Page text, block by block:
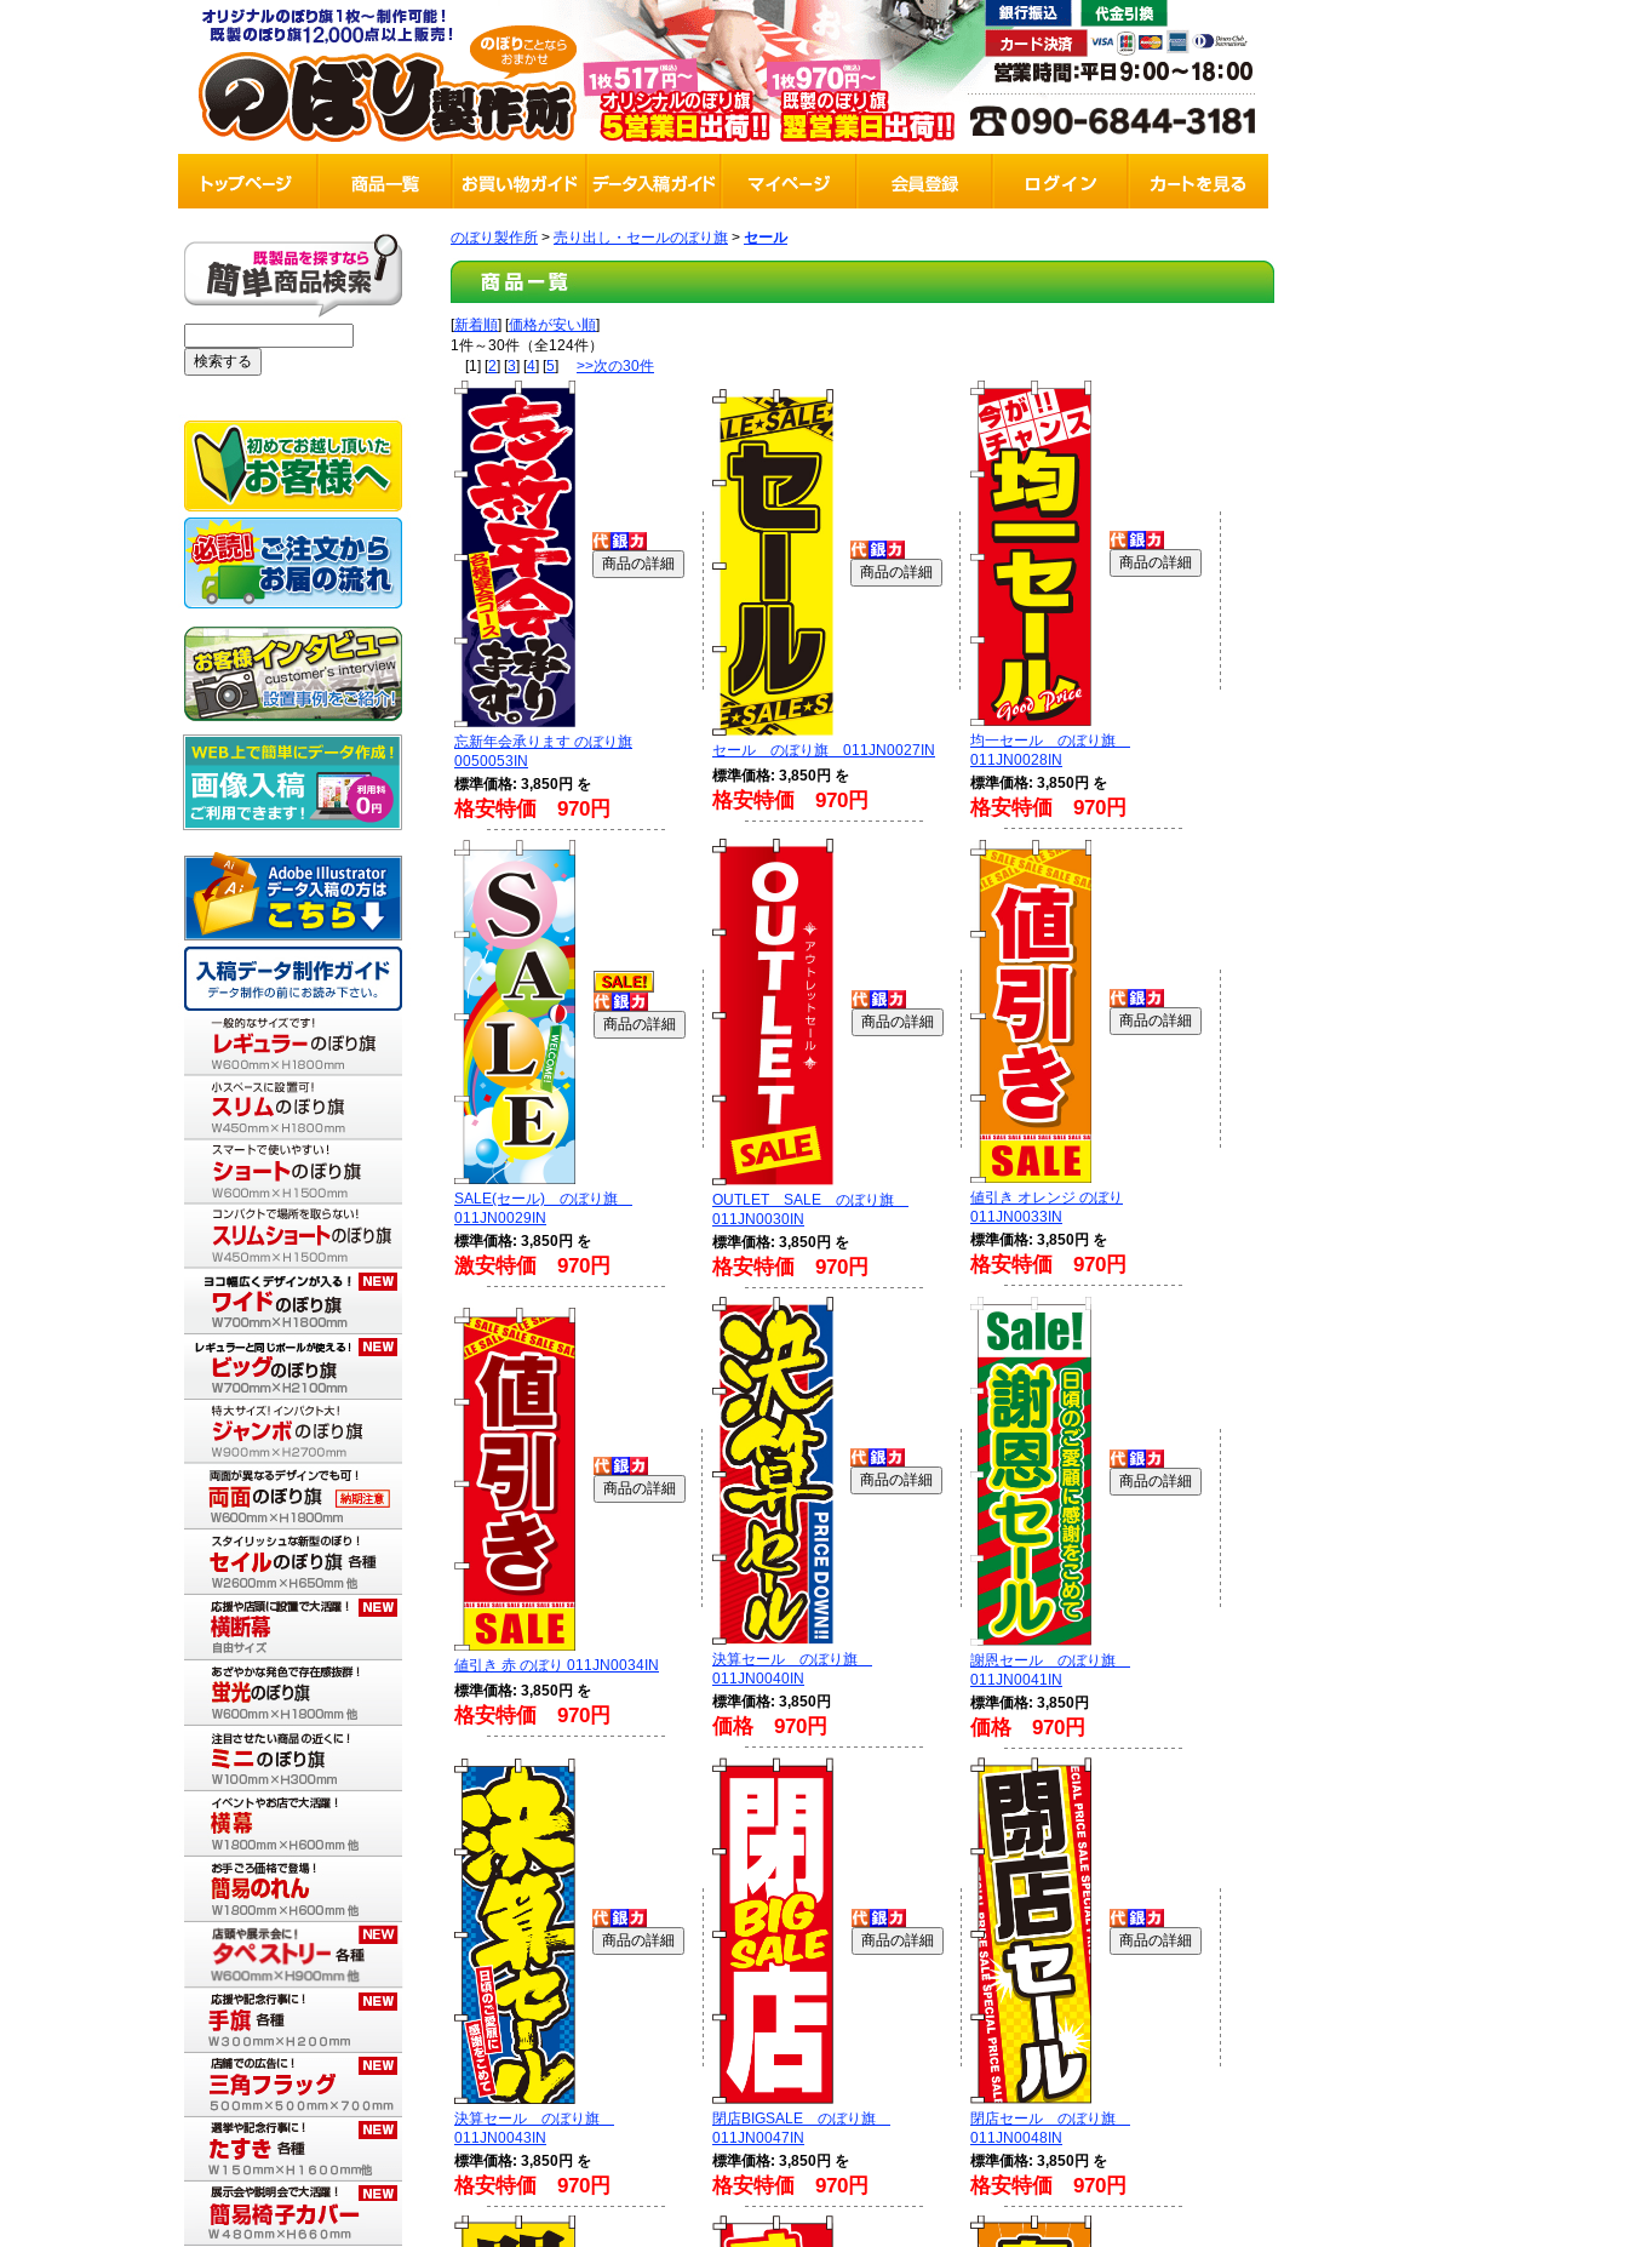
のぼり製作所 > 売り出し・セールのぼり旗 > セール
[新着順] [価格が安い順]
1件～30件（全124件）
[1] [2] [3] [4] [5] >>次の30件
忘新年会承ります のぼり旗
0050053IN
標準価格: 3,850円 を
格安特価 970円
セール のぼり旗 011JN0027IN
標準価格: 3,850円 を
格安特価 970円
均一セール のぼり旗
011JN0028IN
標準価格: 3,850円 を
格安特価 970円
SALE(セール) のぼり旗
011JN0029IN
標準価格: 3,850円 を
激安特価 970円
OUTLET SALE のぼり旗
011JN0030IN
標準価格: 3,850円 を
格安特価 970円
値引き オレンジ のぼり
011JN0033IN
標準価格: 3,850円 を
格安特価 970円
値引き 赤 のぼり 011JN0034IN
標準価格: 3,850円 を
格安特価 970円
決算セール のぼり旗
011JN0040IN
標準価格: 3,850円
価格 970円
謝恩セール のぼり旗
011JN0041IN
標準価格: 3,850円
価格 970円
決算セール のぼり旗
011JN0043IN
標準価格: 3,850円 を
格安特価 970円
閉店BIGSALE のぼり旗
011JN0047IN
標準価格: 3,850円 を
格安特価 970円
閉店セール のぼり旗
011JN0048IN
標準価格: 3,850円 を
格安特価 970円